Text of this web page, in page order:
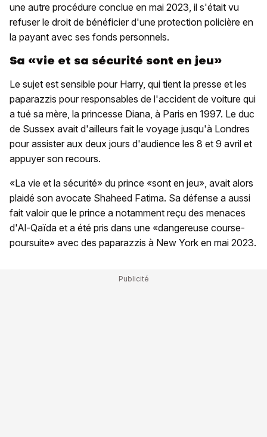
une autre procédure conclue en mai 2023, il s'était vu
refuser le droit de bénéficier d'une protection policière en
la payant avec ses fonds personnels.
Sa «vie et sa sécurité sont en jeu»
Le sujet est sensible pour Harry, qui tient la presse et les
paparazzis pour responsables de l'accident de voiture qui
a tué sa mère, la princesse Diana, à Paris en 1997. Le duc
de Sussex avait d'ailleurs fait le voyage jusqu'à Londres
pour assister aux deux jours d'audience les 8 et 9 avril et
appuyer son recours.
«La vie et la sécurité» du prince «sont en jeu», avait alors
plaidé son avocate Shaheed Fatima. Sa défense a aussi
fait valoir que le prince a notamment reçu des menaces
d'Al-Qaïda et a été pris dans une «dangereuse course-
poursuite» avec des paparazzis à New York en mai 2023.